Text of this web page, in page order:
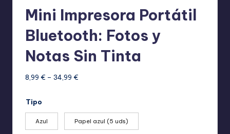
Mini Impresora Portátil
Bluetooth: Fotos y
Notas Sin Tinta
8,99 € – 34,99 €Rango
8,99 €
Tipo
Azul Papel azul (5 uds)